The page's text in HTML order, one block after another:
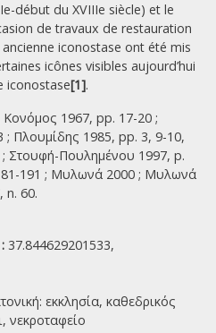
début du XVIIIe siècle) et le
de travaux de restauration
ancienne iconostase ont été mis
icônes visibles aujourd’hui
iconostase[1].
1967, pp. 17-20 ;
Πλουμίδης 1985, pp. 3, 9-10,
Στουφή-Πουλημένου 1997, p.
191 ; Μυλωνά 2000 ; Μυλωνά
n. 60.
37.844629201533,
εκκλησία, καθεδρικός
νεκροταφείο